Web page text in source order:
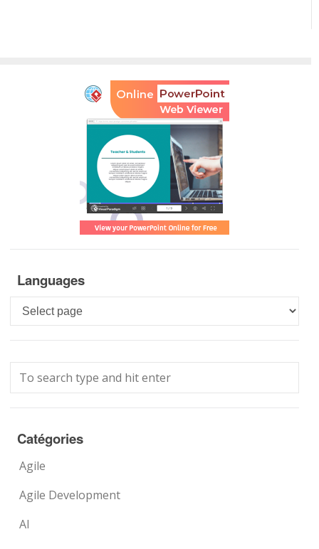
Languages
Languages
Catégories
Agile
Agile Development
AI